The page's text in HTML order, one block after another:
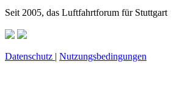
Seit 2005, das Luftfahrtforum für Stuttgart
Datenschutz | Nutzungsbedingungen